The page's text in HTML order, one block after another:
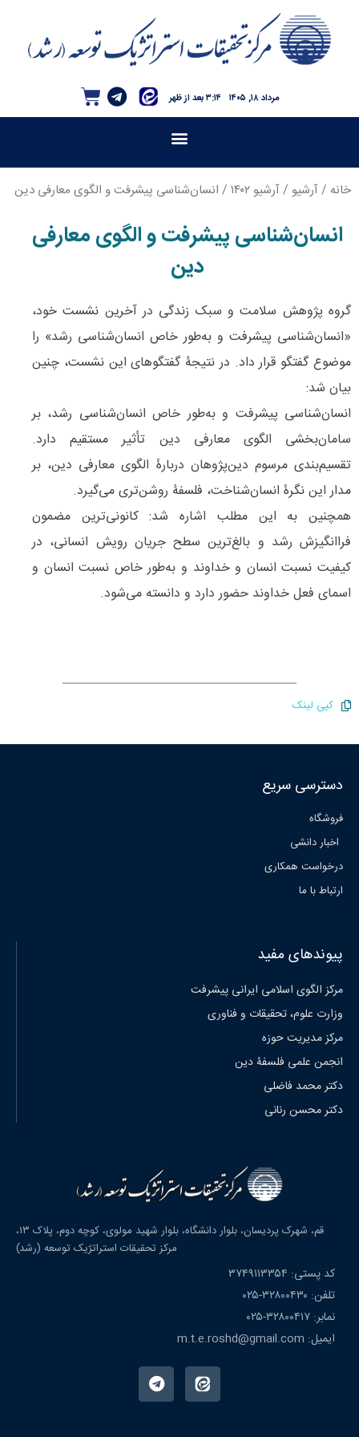
۳:۱۴ بعد از ظهر مرداد ۱۸, ۱۴۰۵
خانه /آرشیو /آرشیو ۱۴۰۲ / انسان‌شناسی پیشرفت و الگوی معارفی دین
انسان‌شناسی پیشرفت و الگوی معارفی
دین
گروه پژوهش سلامت و سبک زندگی در آخرین نشست خود،
«انسان‌شناسی پیشرفت و به‌طور خاص انسان‌شناسی رشد» را
موضوع گفتگو قرار داد. در نتیجۀ گفتگوهای این نشست، چنین
بیان شد:
انسان‌شناسی پیشرفت و به‌طور خاص انسان‌شناسی رشد، بر
سامان‌بخشی الگوی معارفی دین تأثیر مستقیم دارد.
تقسیم‌بندی مرسوم دین‌پژوهان دربارۀ الگوی معارفی دین، بر
مدار این نگرۀ انسان‌شناخت، فلسفۀ روشن‌تری می‌گیرد.
همچنین به این مطلب اشاره شد: کانونی‌ترین مضمون
فراانگیزش رشد و بالغ‌ترین سطح جریان رویش انسانی، در
کیفیت نسبت انسان و خداوند و به‌طور خاص نسبت انسان و
اسمای فعل خداوند حضور دارد و دانسته می‌شود.
کپی لینک
دسترسی سریع
فروشگاه
اخبار دانشی
درخواست همکاری
ارتباط با ما
پیوندهای مفید
مرکز الگوی اسلامی ایرانی پیشرفت
وزارت علوم، تحقیقات و فناوری
مرکز مدیریت حوزه
انجمن علمی فلسفۀ دین
دکتر محمد فاضلی
دکتر محسن رنانی
قم، شهرک پردیسان، بلوار دانشگاه، بلوار شهید مولوی، کوچه دوم، پلاک ۱۳،
مرکز تحقیقات استراتژیک توسعه (رشد)
کد پستی: ۳۷۴۹۱۱۳۳۵۴
تلفن: ۳۲۸۰۰۴۳۰-۰۲۵
نمابر: ۳۲۸۰۰۴۱۷-۰۲۵
ایمیل: m.t.e.roshd@gmail.com